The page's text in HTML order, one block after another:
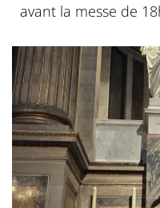
avant la messe de